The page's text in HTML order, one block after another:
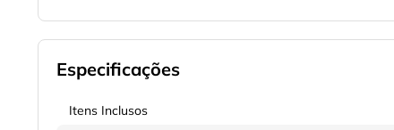
Especificações
Itens Inclusos